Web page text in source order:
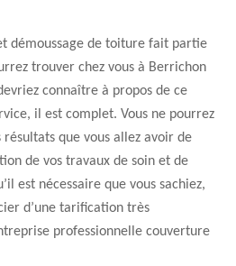
démoussage de toiture fait partie
trouver chez vous à Berrichon
connaître à propos de ce
il est complet. Vous ne pourrez
que vous allez avoir de
de vos travaux de soin et de
est nécessaire que vous sachiez,
d’une tarification très
professionnelle couverture